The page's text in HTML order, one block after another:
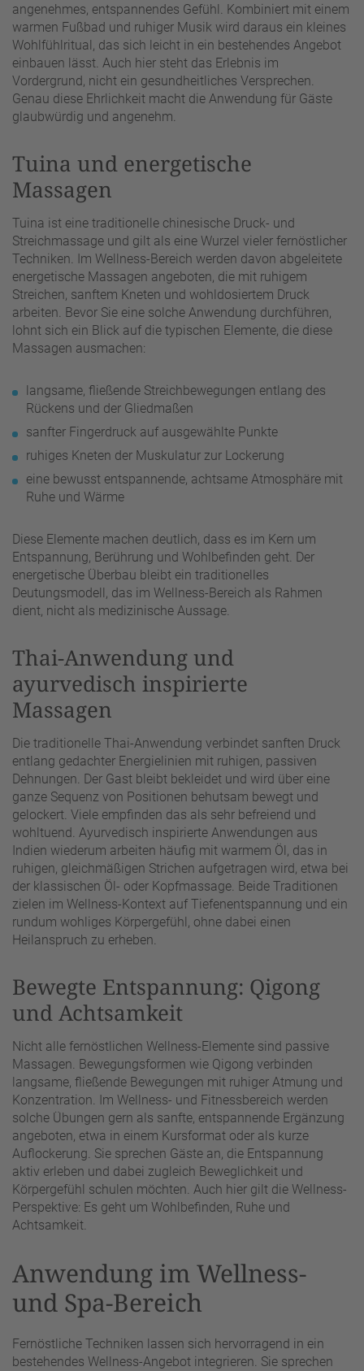
angenehmes, entspannendes Gefühl. Kombiniert mit einem
warmen Fußbad und ruhiger Musik wird daraus ein kleines
Wohlfühlritual, das sich leicht in ein bestehendes Angebot
einbauen lässt. Auch hier steht das Erlebnis im
Vordergrund, nicht ein gesundheitliches Versprechen.
Genau diese Ehrlichkeit macht die Anwendung für Gäste
glaubwürdig und angenehm.
Tuina und energetische
Massagen
Tuina ist eine traditionelle chinesische Druck- und
Streichmassage und gilt als eine Wurzel vieler fernöstlicher
Techniken. Im Wellness-Bereich werden davon abgeleitete
energetische Massagen angeboten, die mit ruhigem
Streichen, sanftem Kneten und wohldosiertem Druck
arbeiten. Bevor Sie eine solche Anwendung durchführen,
lohnt sich ein Blick auf die typischen Elemente, die diese
Massagen ausmachen:
langsame, fließende Streichbewegungen entlang des
Rückens und der Gliedmaßen
sanfter Fingerdruck auf ausgewählte Punkte
ruhiges Kneten der Muskulatur zur Lockerung
eine bewusst entspannende, achtsame Atmosphäre mit
Ruhe und Wärme
Diese Elemente machen deutlich, dass es im Kern um
Entspannung, Berührung und Wohlbefinden geht. Der
energetische Überbau bleibt ein traditionelles
Deutungsmodell, das im Wellness-Bereich als Rahmen
dient, nicht als medizinische Aussage.
Thai-Anwendung und
ayurvedisch inspirierte
Massagen
Die traditionelle Thai-Anwendung verbindet sanften Druck
entlang gedachter Energielinien mit ruhigen, passiven
Dehnungen. Der Gast bleibt bekleidet und wird über eine
ganze Sequenz von Positionen behutsam bewegt und
gelockert. Viele empfinden das als sehr befreiend und
wohltuend. Ayurvedisch inspirierte Anwendungen aus
Indien wiederum arbeiten häufig mit warmem Öl, das in
ruhigen, gleichmäßigen Strichen aufgetragen wird, etwa bei
der klassischen Öl- oder Kopfmassage. Beide Traditionen
zielen im Wellness-Kontext auf Tiefenentspannung und ein
rundum wohliges Körpergefühl, ohne dabei einen
Heilanspruch zu erheben.
Bewegte Entspannung: Qigong
und Achtsamkeit
Nicht alle fernöstlichen Wellness-Elemente sind passive
Massagen. Bewegungsformen wie Qigong verbinden
langsame, fließende Bewegungen mit ruhiger Atmung und
Konzentration. Im Wellness- und Fitnessbereich werden
solche Übungen gern als sanfte, entspannende Ergänzung
angeboten, etwa in einem Kursformat oder als kurze
Auflockerung. Sie sprechen Gäste an, die Entspannung
aktiv erleben und dabei zugleich Beweglichkeit und
Körpergefühl schulen möchten. Auch hier gilt die Wellness-
Perspektive: Es geht um Wohlbefinden, Ruhe und
Achtsamkeit.
Anwendung im Wellness-
und Spa-Bereich
Fernöstliche Techniken lassen sich hervorragend in ein
bestehendes Wellness-Angebot integrieren. Sie sprechen